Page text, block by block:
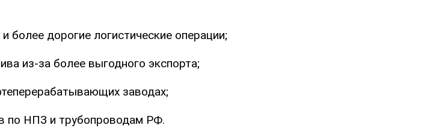
более дорогие логистические операции;
из-за более выгодного экспорта;
заводах;
по НПЗ и трубопроводам РФ.